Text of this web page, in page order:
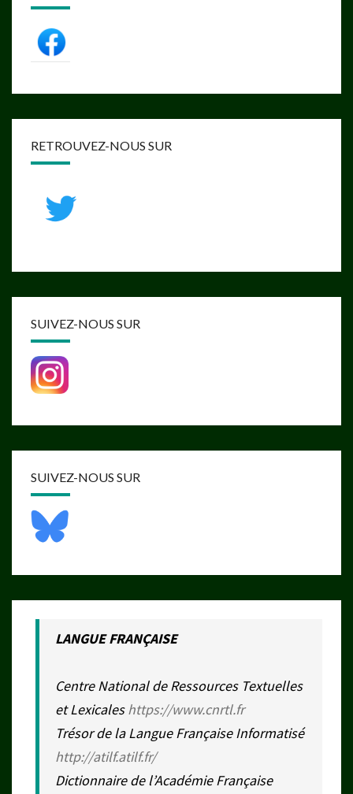
RETROUVEZ-NOUS SUR
SUIVEZ-NOUS SUR
SUIVEZ-NOUS SUR
LANGUE FRANÇAISE
Centre National de Ressources Textuelles
et Lexicaleshttps://www.cnrtl.fr
Trésor de la Langue Française Informatisé
http://atilf.atilf.fr/
Dictionnaire de l’Académie Française